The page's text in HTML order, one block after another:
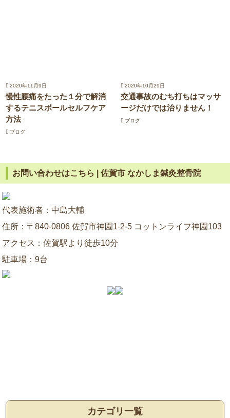
2020年11月9日
慢性腰痛をたった１分で解消
するテニスボールセルフケア
方法
ブログ
2020年10月29日
交通事故のむち打ちはマッサ
ージだけでは治りません！
ブログ
お問い合わせはこちら | 佐賀市 なかしま鍼灸整骨院
代表施術者：中島大輔
住所：〒840-0806 佐賀市神園1-2-5 コットンライフ神園103
アクセス：佐賀駅より徒歩10分
駐車場：9台
カテゴリ一覧